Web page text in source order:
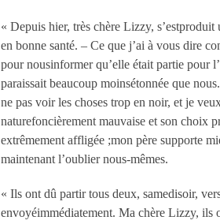
« Depuis hier, très chère Lizzy,
en bonne santé. – Ce que j’ai à vous dire
pour nousinformer qu’elle était partie pour
paraissait beaucoup moinsétonnée que
ne pas voir les choses trop en noir, et je
naturefoncièrement mauvaise et son choix
extrêmement affligée ;mon père supporte
maintenant l’oublier nous-mêmes.
« Ils ont dû partir tous deux, samedisoir,
envoyéimmédiatement. Ma chère Lizzy, ils